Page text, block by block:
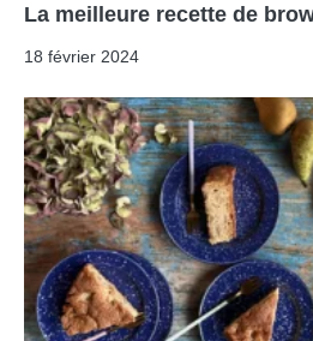
La meilleure recette de
18 février 2024